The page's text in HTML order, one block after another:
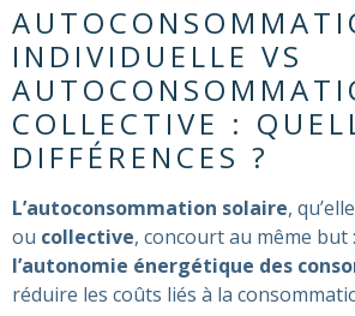
INDIVIDUELLE VS
COLLECTIVE :
DIFFÉRENCES ?
L’autoconsommation solaire,
ou collective, concourt au même but
l’autonomie énergétique des
réduire les coûts liés à la